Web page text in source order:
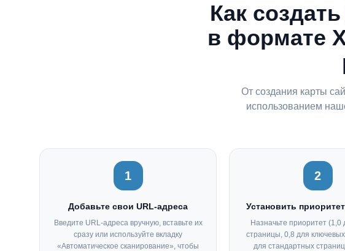
Как
в формате
От создания карты
использованием
1
Добавьте свои URL-адреса
Введите URL-адреса вручную, вставьте их
сразу или используйте вкладку
«Автоматическое сканирование», чтобы
2
Установить
Назначьте приоритет (1,0
страницы, 0,8 для
для стандартных